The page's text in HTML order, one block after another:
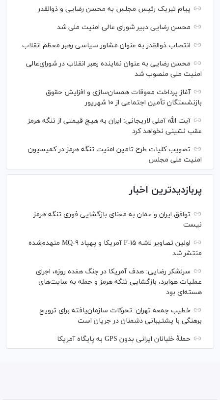
پیام تبریک رئیس مجلس به محسن رضایی و ذوالقدر
محسن رضایی دبیر شورای عالی امنیت ملی شد
انتصاب ذوالقدر به عنوان مشاور سیاسی رهبر معظم انقلاب
محسن رضایی به عنوان نماینده رهبر انقلاب در شورای‌عالی
امنیت ملی منصوب شد
آغاز پرداخت معوقات همسان‌سازی و افزایش حقوق
بازنشستگان تأمین اجتماعی از ۱۰ شهریور
آیت الله آملی لاریجانی: ایران به هیچ قیمتی از تنگه هرمز
عقب نشینی نخواهد کرد
تصویب کلیات طرح تامین امنیت تنگه هرمز در کمیسیون
امنیت ملی مجلس
پربازدیدترین اخبار
توافق ایران و عمان به معنای بازگشایی فوری تنگه هرمز
نیست
اولین تصاویر لاشه F-۱۵ آمریکا و پهپاد MQ-۹ منهدم‌شده
منتشر شد
سرلشکر رضایی: هدف آمریکا در جنگ هفده روزه، اجرای
عملیات هوابرد، بازگشایی تنگه هرمز و حمله به سایت‌های
هسته‌ای بود
خطیب جمعه تهران: تحرکات سازمان‌یافته برای ترویج
برهنگی با پشتیبانی دشمنان در جریان است
حملۀ خلبانان ایرانی بدون GPS به پایگاه آمریکا